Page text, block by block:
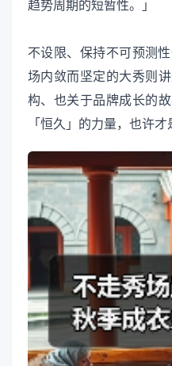
趋势周期的短暂性。」
不设限、保持不可预测
场内敛而坚定的大秀则
构、也关于品牌成长的
「恒久」的力量，也许才